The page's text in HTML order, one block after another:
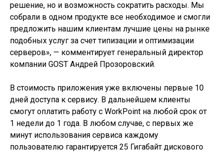
решение, но и возможность сократить расходы. Мы
собрали в одном продукте все необходимое и смогли
предложить нашим клиентам лучшие цены на рынке
подобных услуг за счет типизации и оптимизации
серверов», — комментирует генеральный директор
компании GOST Андрей Прозоровский.
В стоимость приложения уже включены первые 10
дней доступа к сервису. В дальнейшем клиенты
смогут оплатить работу с WorkPoint на любой срок от
1 недели до 1 года. В любом случае, с первых же
минут использования сервиса каждому
пользователю гарантируется 25 Гигабайт дискового